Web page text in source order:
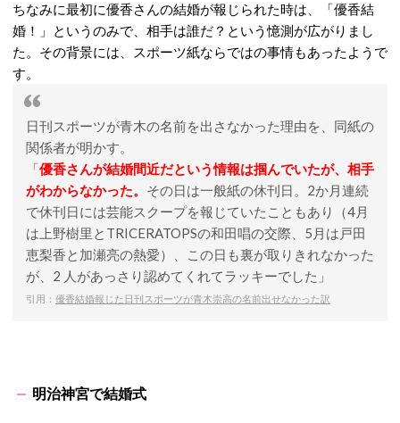
ちなみに最初に優香さんの結婚が報じられた時は、「優香結
婚！」というのみで、相手は誰だ？という憶測が広がりまし
た。その背景には、スポーツ紙ならではの事情もあったようで
す。
日刊スポーツが青木の名前を出さなかった理由を、同紙の
関係者が明かす。
「優香さんが結婚間近だという情報は掴んでいたが、相手
がわからなかった。 その日は一般紙の休刊日。 2か月連続
で休刊日には芸能スクープを報じていたこともあり（4月
は上野樹里と TRICERATOPSの和田唱の交際、 5 月は戸田
恵梨香と加瀬亮の熱愛）、この日も裏が取りきれなかった
が、 2 人があっさり認めてくれてラッキーでした」
引用： 優香結婚報じた日刊スポーツが青木崇高の名前出せなかった訳
明治神宮で結婚式